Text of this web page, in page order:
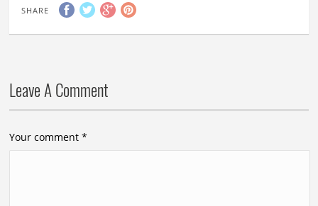
SHARE
Leave A Comment
Your comment*